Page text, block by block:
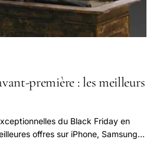
première : les meilleurs
du Black Friday en
offres sur iPhone, Samsung